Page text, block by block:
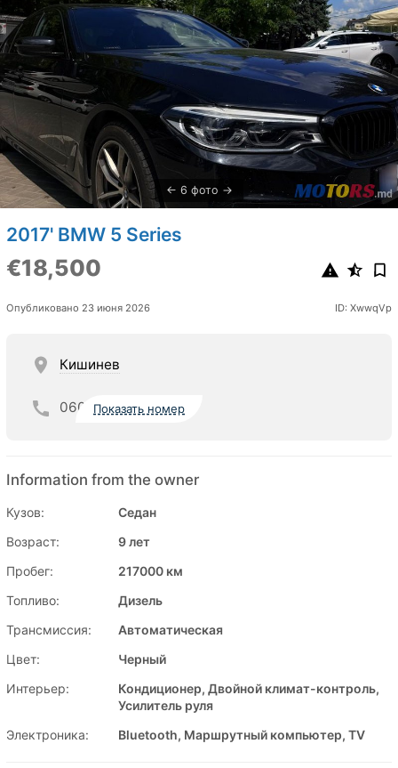
6 фото
2017' BMW 5 Series
€18,500
Опубликовано 23 июня 2026 ID: XwwqVp
Кишинев
060 Показать номер
Information from the owner
Кузов:
Седан
Возраст:
9 лет
Пробег:
217000 км
Топливо:
Дизель
Трансмиссия:
Автоматическая
Цвет:
Черный
Интерьер:
Кондиционер, Двойной климат-контроль,
Усилитель руля
Электроника:
Bluetooth, Маршрутный компьютер, TV